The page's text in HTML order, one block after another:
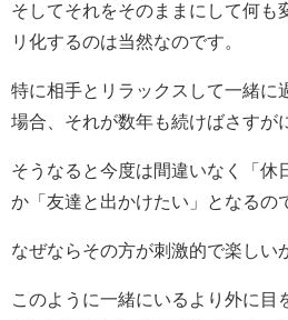
そしてそれをそのままにして何も
リ化するのは当然なのです。
特に相手とリラックスして一緒に
場合、それが数年も続けばさすが
そうなると今度は間違いなく「休
か「友達と出かけたい」となるの
なぜならその方が刺激的で楽しい
このように一緒にいるより外に目